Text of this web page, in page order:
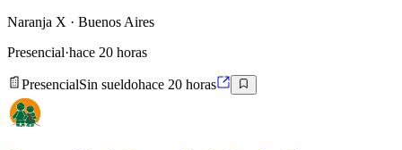
Naranja X · Buenos Aires
Presencial·hace 20 horas
PresencialSin sueldohace 20 horas